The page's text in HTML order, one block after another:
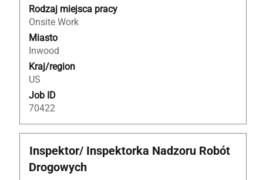
Rodzaj miejsca pracy
Onsite Work
Miasto
Inwood
Kraj/region
US
Job ID
70422
pełną
treść
danych
oferty
pracy.
Tytuł
Inspektor/ Inspektorka Nadzoru Robót
Drogowych
Zaznacz
za
pomocą